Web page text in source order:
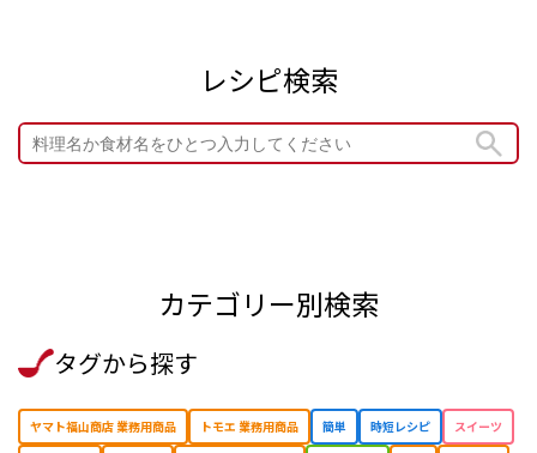
レシピ検索
カテゴリー別検索
タグから探す
ヤマト福山商店 業務用商品 トモエ 業務用商品 簡単 時短レシピ
スイーツ